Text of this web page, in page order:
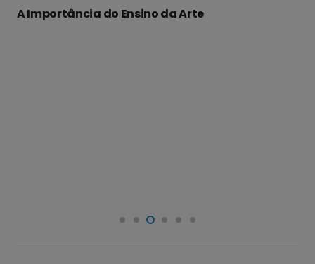
A Importância do Ensino da Arte